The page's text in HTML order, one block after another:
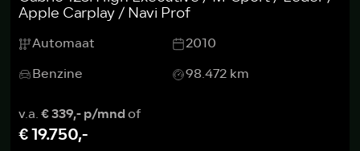
Apple Carplay / Navi Prof
Automaat
2010
Benzine
98.472 km
v.a.€ 339,- p/mndof
€ 19.750,-